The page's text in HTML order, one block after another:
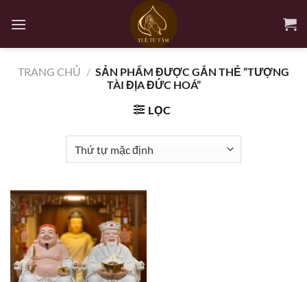
qua
TRANG CHỦ / SẢN PHẨM ĐƯỢC GẮN THẺ “TƯỢNG
TÀI ĐỊA ĐỨC HOÁ”
LỌC